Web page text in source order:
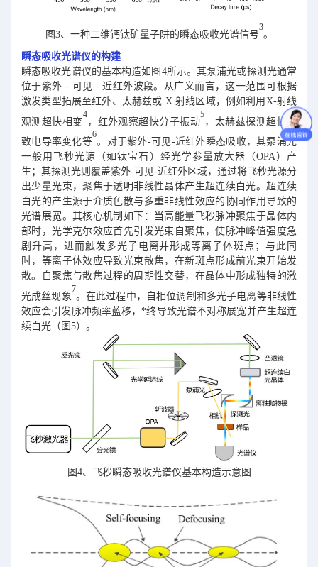
图3、一种二维钙钛矿量子阱的瞬态吸收光谱信号
3
。
瞬态吸收光谱仪的构建
瞬态吸收光谱仪的基本构造如图4所示。其泵浦光或探测光通常
位于紫外 - 可见 - 近红外波段。从广义而言，这一范围可根据
激发类型拓展至红外、太赫兹或 X 射线区域，例如利用X-射线
观测超快相变
4
，红外观察超快分子振动
5
，太赫兹探测超快光
致电导率变化等
6
。对于紫外-可见-近红外瞬态吸收，其泵浦光
一般用飞秒光源（如钛宝石）经光学参量放大器（OPA）产
生；其探测光则覆盖紫外-可见-近红外区域，通过将飞秒光源分
出少量光束，聚焦于透明非线性晶体产生超连续白光。超连续
白光的产生源于介质色散与多重非线性效应的协同作用导致的
光谱展宽。其核心机制如下：当高能量飞秒脉冲聚焦于晶体内
部时，光学克尔效应首先引发光束自聚焦，使脉冲峰值强度急
剧升高，进而触发多光子电离并形成等离子体斑点；与此同
时，等离子体效应导致光束散焦，在新斑点形成前光束开始发
散。自聚焦与散焦过程的周期性交替，在晶体中形成独特的激
光成丝现象
7
。在此过程中，自相位调制和多光子电离等非线性
效应会引发脉冲频率蓝移，*终导致光谱不对称展宽并产生超连
续白光（图5）。
图4、飞秒瞬态吸收光谱仪基本构造示意图